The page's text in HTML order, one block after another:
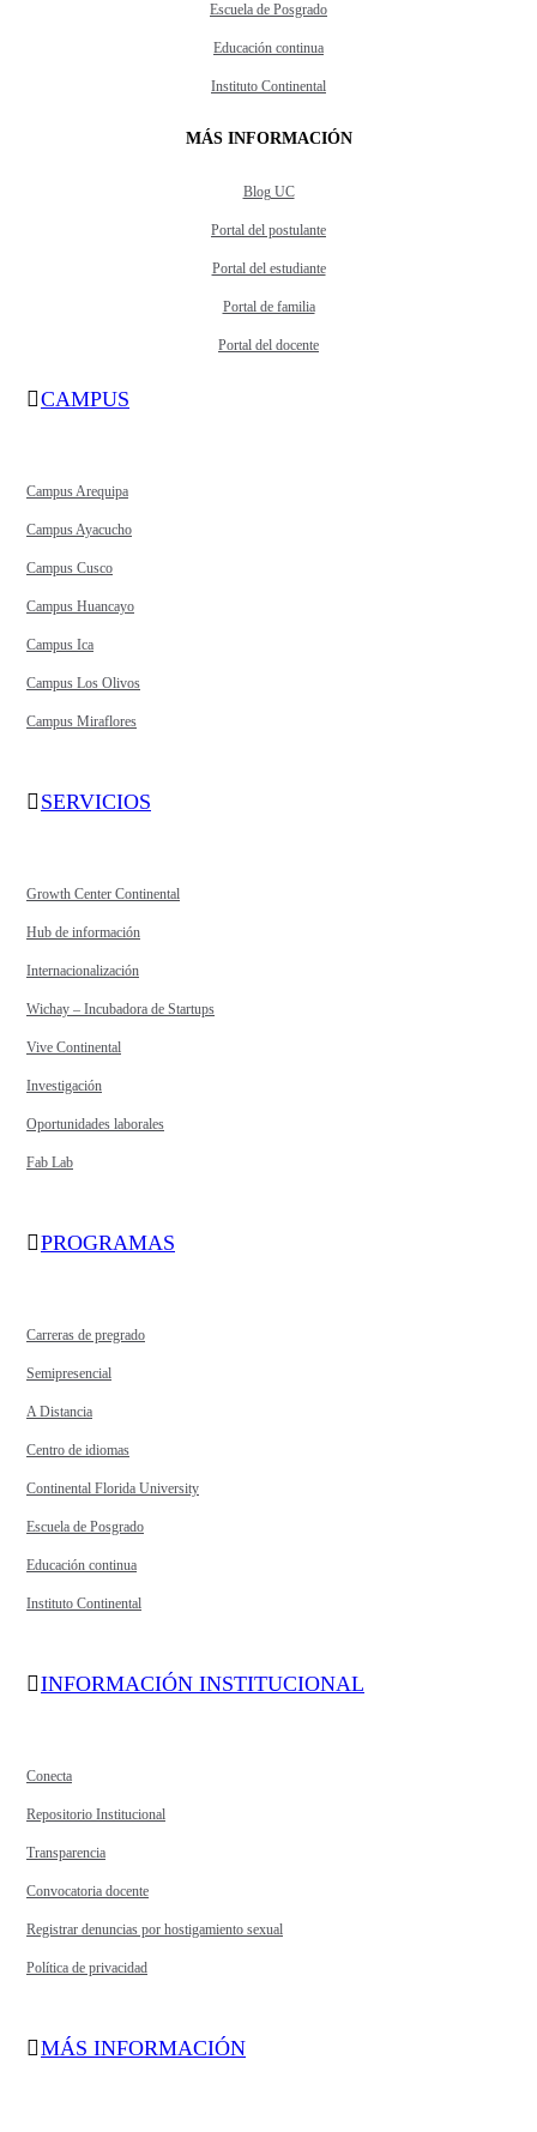
Escuela de Posgrado
Educación continua
Instituto Continental
MÁS INFORMACIÓN
Blog UC
Portal del postulante
Portal del estudiante
Portal de familia
Portal del docente
CAMPUS
Campus Arequipa
Campus Ayacucho
Campus Cusco
Campus Huancayo
Campus Ica
Campus Los Olivos
Campus Miraflores
SERVICIOS
Growth Center Continental
Hub de información
Internacionalización
Wichay – Incubadora de Startups
Vive Continental
Investigación
Oportunidades laborales
Fab Lab
PROGRAMAS
Carreras de pregrado
Semipresencial
A Distancia
Centro de idiomas
Continental Florida University
Escuela de Posgrado
Educación continua
Instituto Continental
INFORMACIÓN INSTITUCIONAL
Conecta
Repositorio Institucional
Transparencia
Convocatoria docente
Registrar denuncias por hostigamiento sexual
Política de privacidad
MÁS INFORMACIÓN